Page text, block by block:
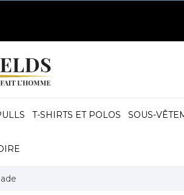
T-SHIRTS ET POLOS SOUS-